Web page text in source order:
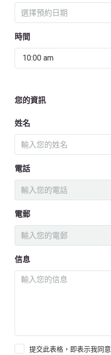
時間
10:00 am
您的資訊
姓名
電話
電郵
信息
提交此表格，即表示我同意